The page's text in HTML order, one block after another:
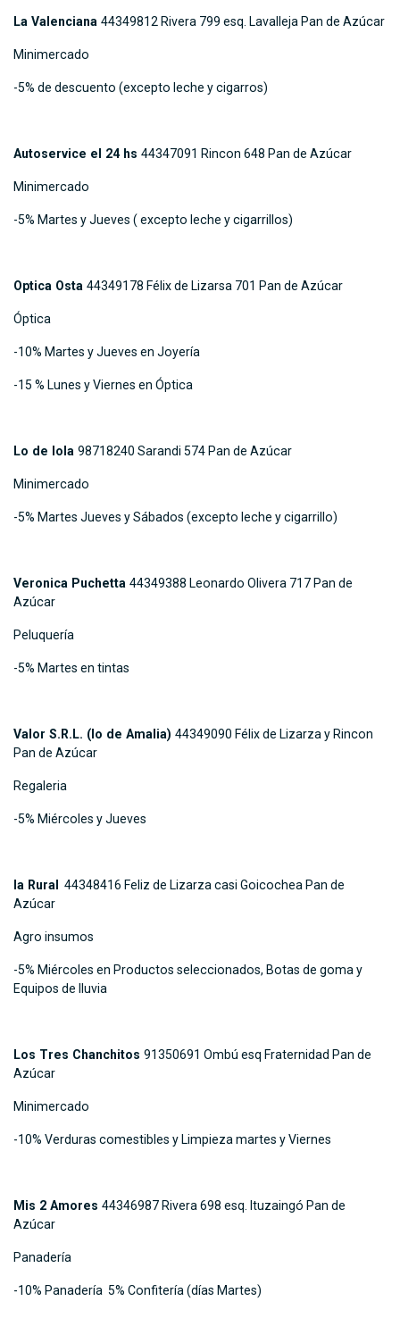
La Valenciana 44349812 Rivera 799 esq. Lavalleja Pan de Azúcar
Minimercado
-5% de descuento (excepto leche y cigarros)
Autoservice el 24 hs 44347091 Rincon 648 Pan de Azúcar
Minimercado
-5% Martes y Jueves ( excepto leche y cigarrillos)
Optica Osta 44349178 Félix de Lizarsa 701 Pan de Azúcar
Óptica
-10% Martes y Jueves en Joyería
-15 % Lunes y Viernes en Óptica
Lo de lola 98718240 Sarandi 574 Pan de Azúcar
Minimercado
-5% Martes Jueves y Sábados (excepto leche y cigarrillo)
Veronica Puchetta 44349388 Leonardo Olivera 717 Pan de
Azúcar
Peluquería
-5% Martes en tintas
Valor S.R.L. (lo de Amalia) 44349090 Félix de Lizarza y Rincon
Pan de Azúcar
Regaleria
-5% Miércoles y Jueves
la Rural 44348416 Feliz de Lizarza casi Goicochea Pan de
Azúcar
Agro insumos
-5% Miércoles en Productos seleccionados, Botas de goma y
Equipos de lluvia
Los Tres Chanchitos 91350691 Ombú esq Fraternidad Pan de
Azúcar
Minimercado
-10% Verduras comestibles y Limpieza martes y Viernes
Mis 2 Amores 44346987 Rivera 698 esq. Ituzaingó Pan de
Azúcar
Panadería
-10% Panadería 5% Confitería (días Martes)